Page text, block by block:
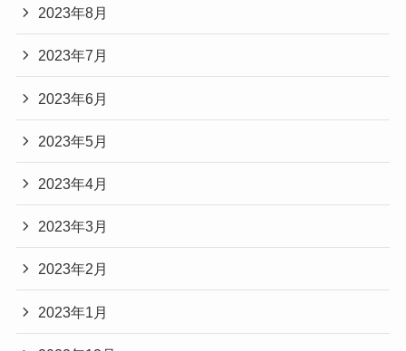
2023年8月
2023年7月
2023年6月
2023年5月
2023年4月
2023年3月
2023年2月
2023年1月